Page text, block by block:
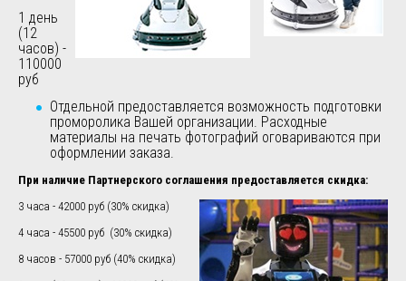
1 день
(12
часов) -
110000
руб
Отдельной предоставляется возможность подготовки
проморолика Вашей организации. Расходные
материалы на печать фотографий оговариваются при
оформлении заказа.
При наличие Партнерского соглашения предоставляется скидка:
3 часа - 42000 руб (30% скидка)
4 часа - 45500 руб (30% скидка)
8 часов - 57000 руб (40% скидка)